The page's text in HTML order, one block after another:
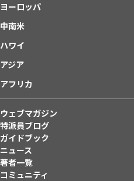
ヨーロッパ
中南米
ハワイ
アジア
アフリカ
ウェブマガジン
特派員ブログ
ガイドブック
ニュース
著者一覧
コミュニティ